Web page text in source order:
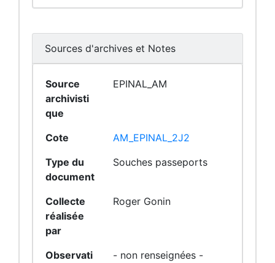
Sources d'archives et Notes
Source
archivisti
que
EPINAL_AM
Cote
AM_EPINAL_2J2
Type du
document
Souches passeports
Collecte
réalisée
par
Roger Gonin
Observati
- non renseignées -